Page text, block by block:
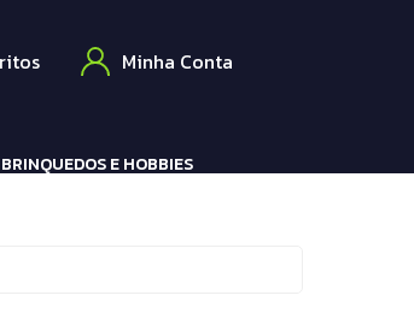
Minha Conta
BRINQUEDOS E HOBBIES